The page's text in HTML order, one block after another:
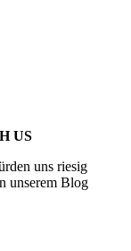
US
uns riesig
unserem Blog